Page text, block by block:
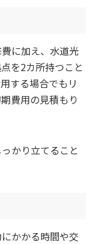
に加え、水道光
を2カ所持つこと
する場合でもリ
費用の見積もり
かり立てること
かかる時間や交